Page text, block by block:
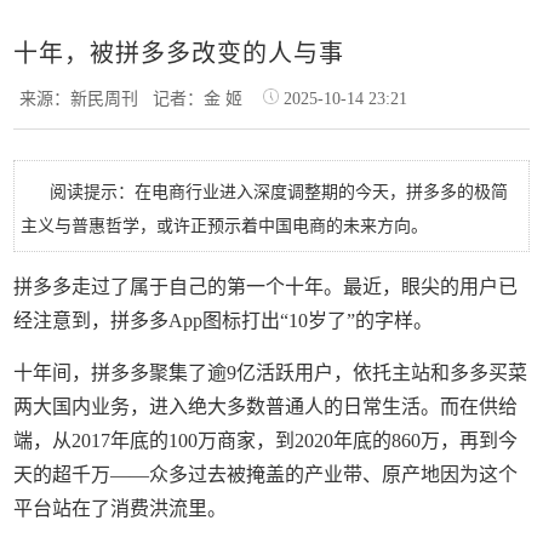
十年，被拼多多改变的人与事
来源：新民周刊记者：金 姬 2025-10-14 23:21
阅读提示：在电商行业进入深度调整期的今天，拼多多的极简
主义与普惠哲学，或许正预示着中国电商的未来方向。
拼多多走过了属于自己的第一个十年。最近，眼尖的用户已
经注意到，拼多多App图标打出“10岁了”的字样。
十年间，拼多多聚集了逾9亿活跃用户，依托主站和多多买菜
两大国内业务，进入绝大多数普通人的日常生活。而在供给
端，从2017年底的100万商家，到2020年底的860万，再到今
天的超千万——众多过去被掩盖的产业带、原产地因为这个
平台站在了消费洪流里。